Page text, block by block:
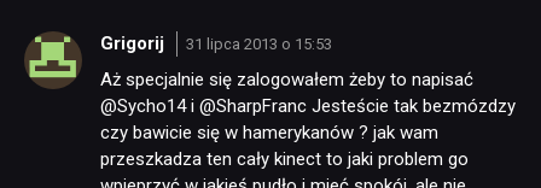
Grigorij 31 lipca 2013 o 15:53
Aż specjalnie się zalogowałem żeby to napisać
@Sycho14 i @SharpFranc Jesteście tak bezmózdzy
czy bawicie się w hamerykanów ? jak wam
przeszkadza ten cały kinect to jaki problem go